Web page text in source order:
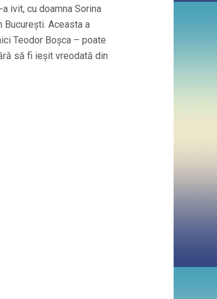
ivit, cu doamna Sorina
Aceasta a
Teodor Boşca – poate
să fi ieşit vreodată din